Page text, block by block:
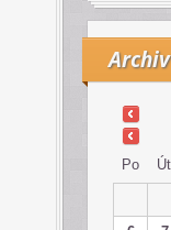
Archiv
Po
Út